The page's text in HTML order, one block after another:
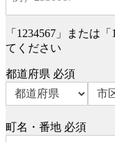
「1234567」または
てください
都道府県 必須
町名・番地 必須